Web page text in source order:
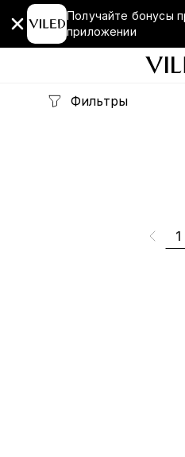
Получайте бонусы
приложении
Фильтры
1